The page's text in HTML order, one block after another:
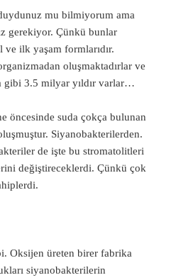
mu bilmiyorum ama
gerekiyor. Çünkü bunlar
ilk yaşam formlarıdır.
oluşmaktadırlar ve
gibi 3.5 milyar yıldır varlar…
öncesinde suda çokça bulunan
Siyanobakterilerden.
de işte bu stromatolitleri
değiştireceklerdi. Çünkü çok
Oksijen üreten birer fabrika
siyanobakterilerin